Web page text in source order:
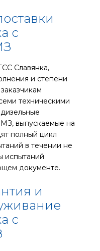
с
Славянка,
и степени
техническими
выпускаемые на
полный цикл
в течении не
испытаний
документе.
и
с